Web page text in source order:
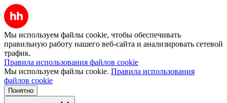
Мы используем файлы cookie, чтобы обеспечивать
правильную работу нашего веб-сайта и анализировать сетевой
трафик.
Правила использования файлов cookie
Мы используем файлы cookie. Правила использования
файлов cookie
Понятно